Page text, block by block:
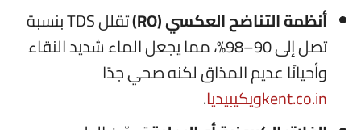
أنظمة التناضح العكسي (RO)
تقلل TDS بنسبة
تصل إلى 90–98%، مما يجعل الماء شديد النقاء
وأحيانًا عديم المذاق لكنه صحي جدًا
kent.co.inويكيبيديا.